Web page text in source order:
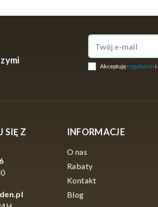
Akceptuję regulamin i
SIĘ Z
INFORMACJE
O nas
Rabaty
Kontakt
Blog